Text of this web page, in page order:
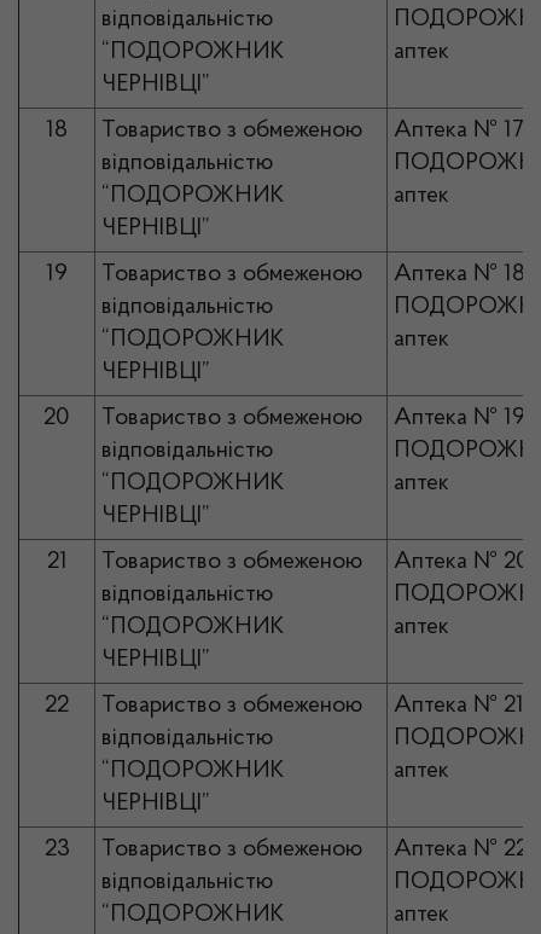
відповідальністю
“ПОДОРОЖНИК
ЧЕРНІВЦІ”
аптек
18
Товариство з обмеженою
відповідальністю
“ПОДОРОЖНИК
ЧЕРНІВЦІ”
Аптека № 17
аптек
19
Товариство з обмеженою
відповідальністю
“ПОДОРОЖНИК
ЧЕРНІВЦІ”
Аптека № 18
аптек
20
Товариство з обмеженою
відповідальністю
“ПОДОРОЖНИК
ЧЕРНІВЦІ”
Аптека № 19
аптек
21
Товариство з обмеженою
відповідальністю
“ПОДОРОЖНИК
ЧЕРНІВЦІ”
Аптека № 20
аптек
22
Товариство з обмеженою
відповідальністю
“ПОДОРОЖНИК
ЧЕРНІВЦІ”
Аптека № 21
аптек
23
Товариство з обмеженою
відповідальністю
“ПОДОРОЖНИК
Аптека № 22
аптек